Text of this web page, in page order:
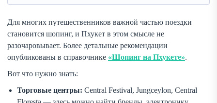
Для многих путешественников важной частью поездки
становится шопинг, и Пхукет в этом смысле не
разочаровывает. Более детальные рекомендации
опубликованы в справочнике «Шопинг на Пхукете».
Вот что нужно знать:
Торговые центры: Central Festival, Jungceylon, Central